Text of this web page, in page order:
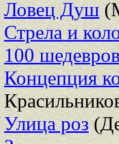
Ловец Душ
Стрела и
100
Концепция
Улица роз